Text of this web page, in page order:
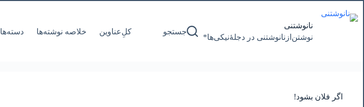
به
محتوا
نانوشتنی
نوشتن‌از‌نانوشتنی‌ در‌ دجلۀنیکی‌ها*
جستجو کل‌ِعناوین خلاصه نوشته‌ها دسته‌ها
اگر فلان بشود!